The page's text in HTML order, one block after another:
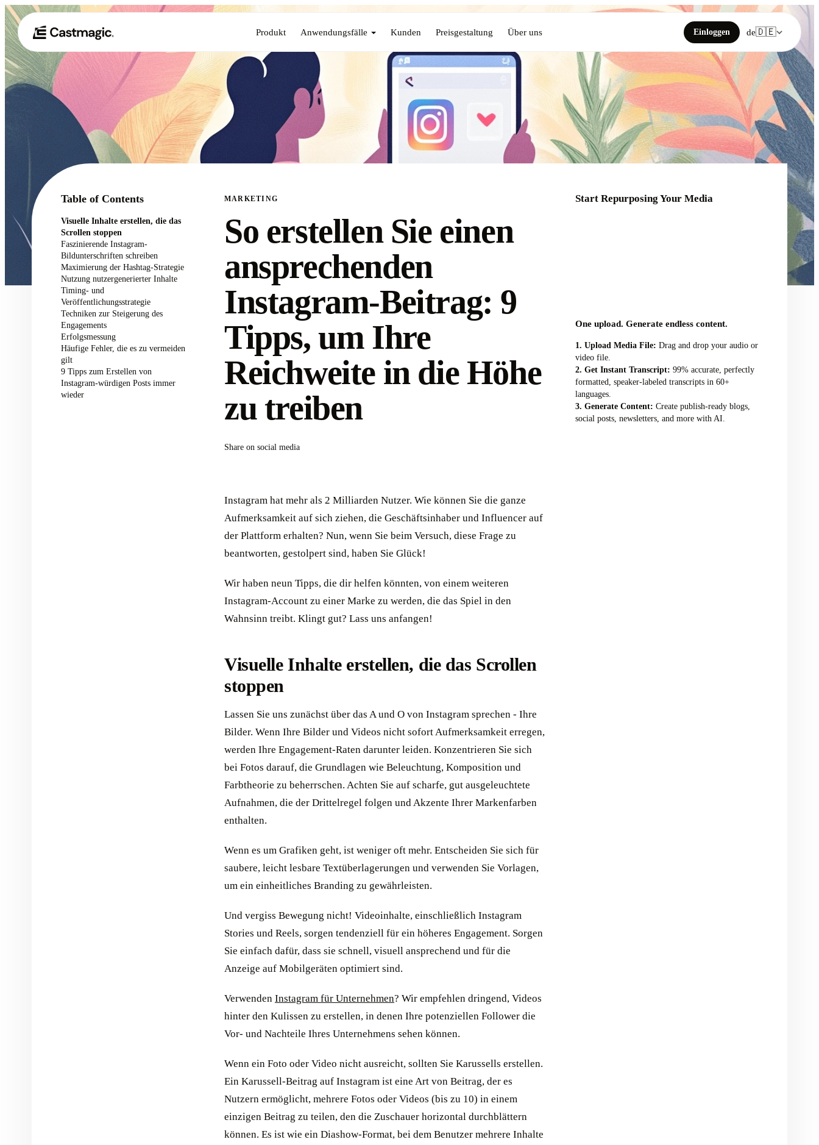
Produkt Anwendungsfälle Kunden Preisgestaltung Über uns Einloggen de🇩🇪
Table of Contents
Visuelle Inhalte erstellen, die das
Scrollen stoppen
Faszinierende Instagram-
Bildunterschriften schreiben
Maximierung der Hashtag-Strategie
Nutzung nutzergenerierter Inhalte
Timing- und
Veröffentlichungsstrategie
Techniken zur Steigerung des
Engagements
Erfolgsmessung
Häufige Fehler, die es zu vermeiden
gilt
9 Tipps zum Erstellen von
Instagram-würdigen Posts immer
wieder
MARKETING
So erstellen Sie einen
ansprechenden
Instagram-Beitrag: 9
Tipps, um Ihre
Reichweite in die Höhe
zu treiben
Share on social media
Instagram hat mehr als 2 Milliarden Nutzer. Wie können Sie die ganze
Aufmerksamkeit auf sich ziehen, die Geschäftsinhaber und Influencer auf
der Plattform erhalten? Nun, wenn Sie beim Versuch, diese Frage zu
beantworten, gestolpert sind, haben Sie Glück!
Wir haben neun Tipps, die dir helfen könnten, von einem weiteren
Instagram-Account zu einer Marke zu werden, die das Spiel in den
Wahnsinn treibt. Klingt gut? Lass uns anfangen!
Visuelle Inhalte erstellen, die das Scrollen
stoppen
Lassen Sie uns zunächst über das A und O von Instagram sprechen - Ihre
Bilder. Wenn Ihre Bilder und Videos nicht sofort Aufmerksamkeit erregen,
werden Ihre Engagement-Raten darunter leiden. Konzentrieren Sie sich
bei Fotos darauf, die Grundlagen wie Beleuchtung, Komposition und
Farbtheorie zu beherrschen. Achten Sie auf scharfe, gut ausgeleuchtete
Aufnahmen, die der Drittelregel folgen und Akzente Ihrer Markenfarben
enthalten.
Wenn es um Grafiken geht, ist weniger oft mehr. Entscheiden Sie sich für
saubere, leicht lesbare Textüberlagerungen und verwenden Sie Vorlagen,
um ein einheitliches Branding zu gewährleisten.
Und vergiss Bewegung nicht! Videoinhalte, einschließlich Instagram
Stories und Reels, sorgen tendenziell für ein höheres Engagement. Sorgen
Sie einfach dafür, dass sie schnell, visuell ansprechend und für die
Anzeige auf Mobilgeräten optimiert sind.
Verwenden Instagram für Unternehmen? Wir empfehlen dringend, Videos
hinter den Kulissen zu erstellen, in denen Ihre potenziellen Follower die
Vor- und Nachteile Ihres Unternehmens sehen können.
Wenn ein Foto oder Video nicht ausreicht, sollten Sie Karussells erstellen.
Ein Karussell-Beitrag auf Instagram ist eine Art von Beitrag, der es
Nutzern ermöglicht, mehrere Fotos oder Videos (bis zu 10) in einem
einzigen Beitrag zu teilen, den die Zuschauer horizontal durchblättern
können. Es ist wie ein Diashow-Format, bei dem Benutzer mehrere Inhalte
Start Repurposing Your Media
One upload. Generate endless content.
Upload Media File: Drag and drop your audio or
video file.
Get Instant Transcript: 99% accurate, perfectly
formatted, speaker-labeled transcripts in 60+
languages.
Generate Content: Create publish-ready blogs,
social posts, newsletters, and more with AI.